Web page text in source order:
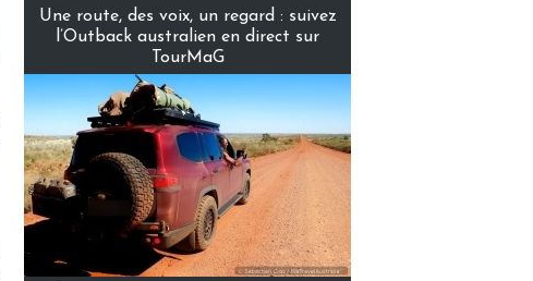
Une route, des voix, un regard : suivez
l’Outback australien en direct sur
TourMaG